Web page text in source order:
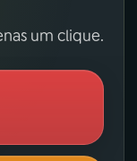
um clique.